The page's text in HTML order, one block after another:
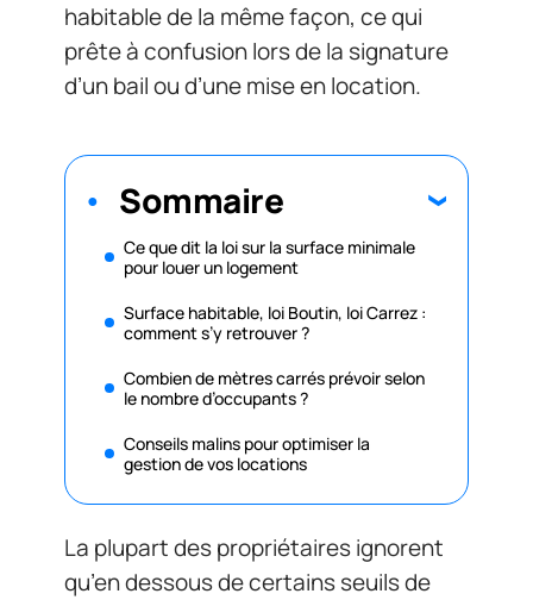
habitable de la même façon, ce qui
prête à confusion lors de la signature
d’un bail ou d’une mise en location.
Sommaire
Ce que dit la loi sur la surface minimale
pour louer un logement
Surface habitable, loi Boutin, loi Carrez :
comment s’y retrouver ?
Combien de mètres carrés prévoir selon
le nombre d’occupants ?
Conseils malins pour optimiser la
gestion de vos locations
La plupart des propriétaires ignorent
qu’en dessous de certains seuils de